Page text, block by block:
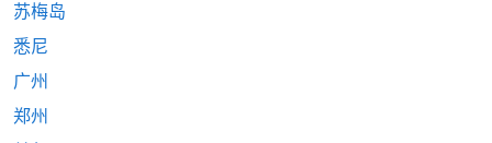
苏梅岛
悉尼
广州
郑州